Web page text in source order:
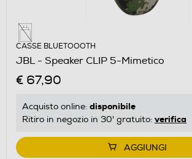
CASSE BLUETOOOTH
JBL - Speaker CLIP 5-Mimetico
€ 67,90
Acquisto online: disponibile
Ritiro in negozio in 30' gratuito: verifica
AGGIUNGI